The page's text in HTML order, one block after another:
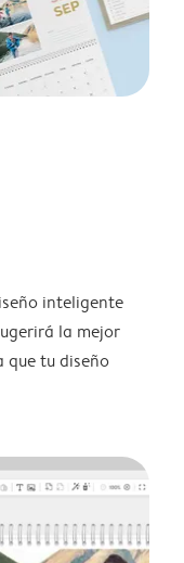
inteligente
la mejor
que tu diseño